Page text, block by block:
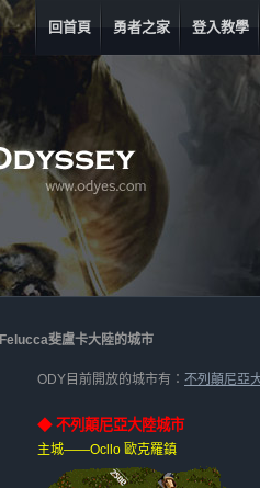
回首頁 勇者之家 登入教學
Felucca斐盧卡大陸的城市
ODY目前開放的城市有： 不列顛尼亞
◆ 不列顛尼亞大陸城市
主城——Ocllo 歐克羅鎮